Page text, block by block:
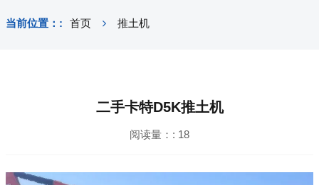
当前位置：: 首页 推土机
二手卡特D5K推土机
阅读量：: 18